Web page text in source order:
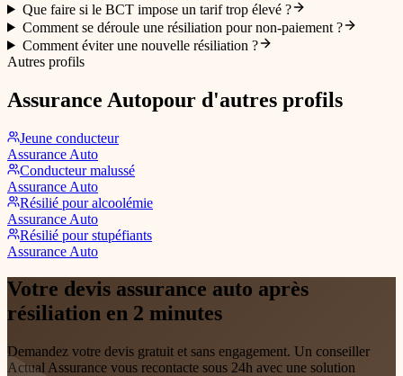
Que faire si le BCT impose un tarif trop élevé ?
Comment se déroule une résiliation pour non-paiement ?
Comment éviter une nouvelle résiliation ?
Autres profils
Assurance Autopour d'autres profils
Jeune conducteur
Assurance Auto
Conducteur malussé
Assurance Auto
Résilié pour alcoolémie
Assurance Auto
Résilié pour stupéfiants
Assurance Auto
Votre devis assurance auto après
résiliation en 2 minutes
Demandez votre devis gratuit et sans engagement. Un conseiller
Actual Assurance vous recontacte sous 24h avec une solution